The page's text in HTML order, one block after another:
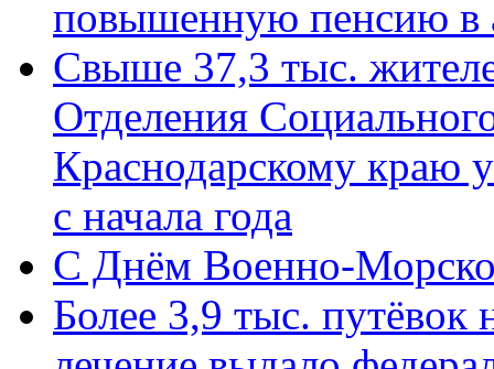
повышенную пенсию в
Свыше 37,3 тыс.
Отделения
Краснодарскому краю
с начала года
C Днём Военно-
Более 3,9 тыс. путёвок